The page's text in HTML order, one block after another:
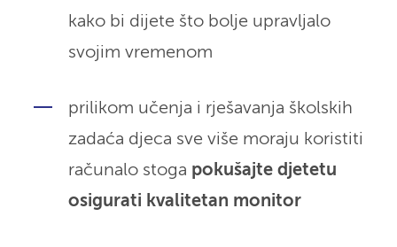
kako bi dijete što bolje upravljalo
svojim vremenom
prilikom učenja i rješavanja školskih
zadaća djeca sve više moraju koristiti
računalo stoga pokušajte djetetu
osigurati kvalitetan monitor